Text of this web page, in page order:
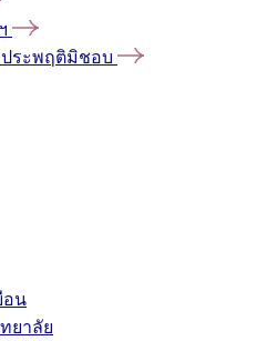
ประพฤติมิชอบ
อน
ยาลัย